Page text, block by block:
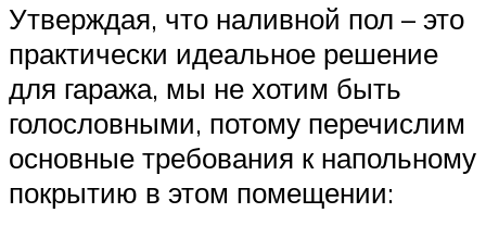
Утверждая, что наливной пол – это
практически идеальное решение
для гаража, мы не хотим быть
голословными, потому перечислим
основные требования к напольному
покрытию в этом помещении: